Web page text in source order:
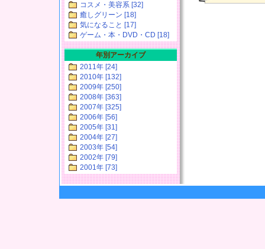
コスメ・美容系 [32]
癒しグリーン [18]
気になること [17]
ゲーム・本・DVD・CD [18]
年別アーカイブ
2011年 [24]
2010年 [132]
2009年 [250]
2008年 [363]
2007年 [325]
2006年 [56]
2005年 [31]
2004年 [27]
2003年 [54]
2002年 [79]
2001年 [73]